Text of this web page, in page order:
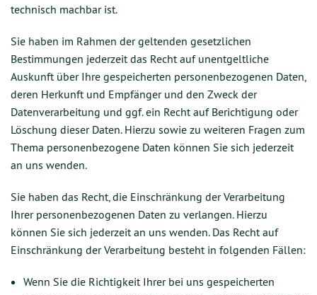
technisch machbar ist.
Sie haben im Rahmen der geltenden gesetzlichen
Bestimmungen jederzeit das Recht auf unentgeltliche
Auskunft über Ihre gespeicherten personenbezogenen Daten,
deren Herkunft und Empfänger und den Zweck der
Datenverarbeitung und ggf. ein Recht auf Berichtigung oder
Löschung dieser Daten. Hierzu sowie zu weiteren Fragen zum
Thema personenbezogene Daten können Sie sich jederzeit
an uns wenden.
Sie haben das Recht, die Einschränkung der Verarbeitung
Ihrer personenbezogenen Daten zu verlangen. Hierzu
können Sie sich jederzeit an uns wenden. Das Recht auf
Einschränkung der Verarbeitung besteht in folgenden Fällen:
Wenn Sie die Richtigkeit Ihrer bei uns gespeicherten